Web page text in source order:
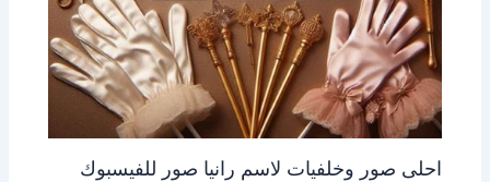
احلى صور وخلفيات لاسم رانيا صور للفيسبوك